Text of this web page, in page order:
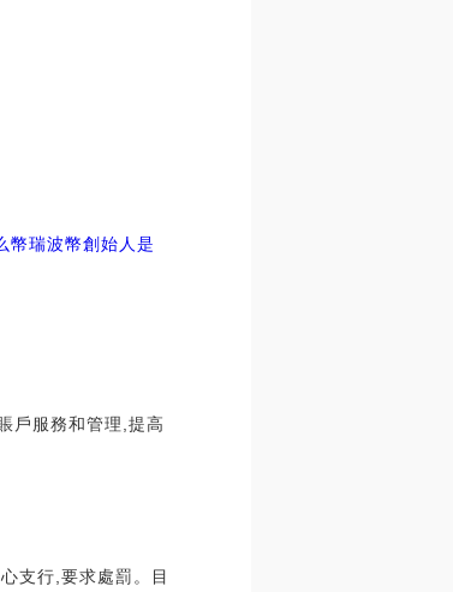
幣瑞波幣創始人是
戶服務和管理,提高
支行,要求處罰。目